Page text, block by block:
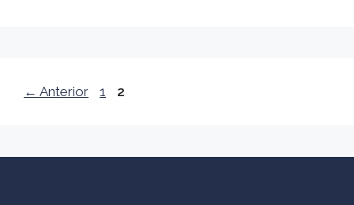
← Anterior Página
1 Página
2